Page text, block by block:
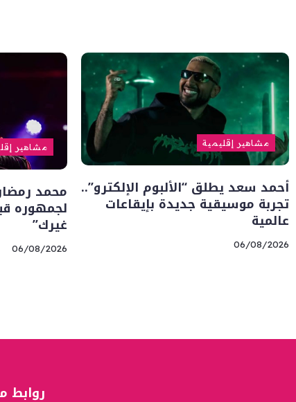
مشاهير إقليمية
أحمد سعد يطلق “الألبوم الإلكترو”..
تجربة موسيقية جديدة بإيقاعات
عالمية
06/08/2026
مشاهير
محمد
لجمهوره
غيرك”
06/08/2026
روابط